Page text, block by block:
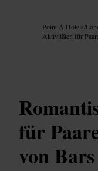
Point A Hotels/
Aktivitäten für
für
von